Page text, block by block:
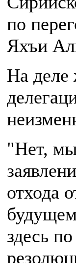
по
Яхъи
На деле
"Нет,
отхода
здесь